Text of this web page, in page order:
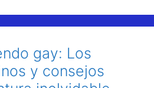
gay: Los
y consejos